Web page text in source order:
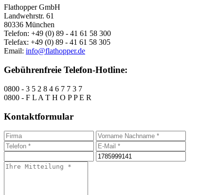
Flathopper GmbH
Landwehrstr. 61
80336 München
Telefon: +49 (0) 89 - 41 61 58 300
Telefax: +49 (0) 89 - 41 61 58 305
Email: info@flathopper.de
Gebührenfreie Telefon-Hotline:
0800 - 3 5 2 8 4 6 7 7 3 7
0800 - F L A T H O P P E R
Kontaktformular